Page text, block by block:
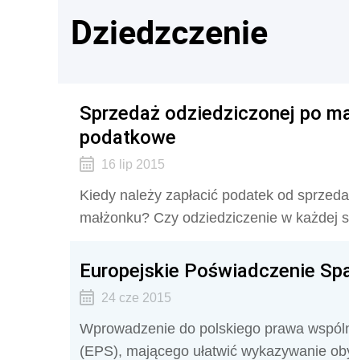
Dziedzczenie
Sprzedaż odziedziczonej po
podatkowe
16 lip 2015
Kiedy należy zapłacić podatek od
małżonku? Czy odziedziczenie w
Europejskie Poświadczenie
24 cze 2015
Wprowadzenie do polskiego prawa
(EPS), mającego ułatwić wykazywanie